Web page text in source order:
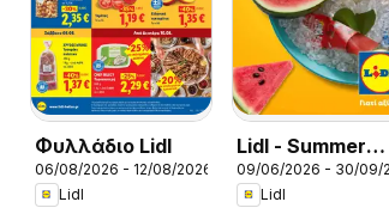
Φυλλάδιο Lidl
06/08/2026 - 12/08/2026
Lidl
Lidl - Summer
Booklet
09/06/2026 - 30/09/
Lidl